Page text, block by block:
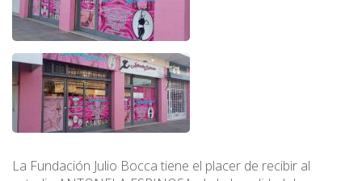
La Fundación Julio Bocca tiene el placer de recibir al